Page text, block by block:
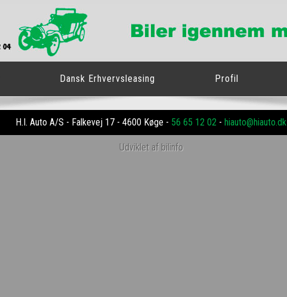
Dansk Erhvervsleasing Profil
H.I. Auto A/S - Falkevej 17 - 4600 Køge - 56 65 12 02 - hiauto@hiauto.dk
Udviklet af bilinfo